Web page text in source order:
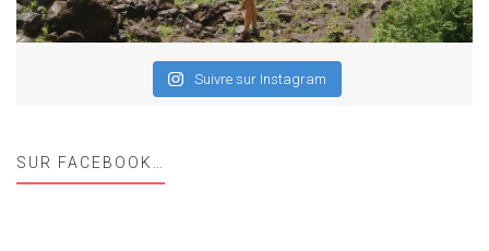
Suivre sur Instagram
SUR FACEBOOK…